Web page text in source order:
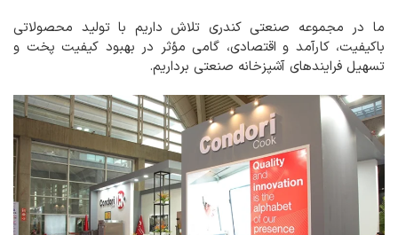
ما در مجموعه صنعتی کندری تلاش داریم با تولید محصولاتی
باکیفیت، کارآمد و اقتصادی، گامی مؤثر در بهبود کیفیت پخت و
تسهیل فرایندهای آشپزخانه صنعتی برداریم.